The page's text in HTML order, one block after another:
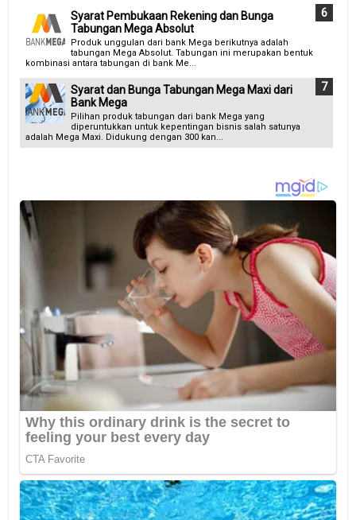
Syarat Pembukaan Rekening dan Bunga
Tabungan Mega Absolut
Produk unggulan dari bank Mega berikutnya adalah
tabungan Mega Absolut. Tabungan ini merupakan bentuk
kombinasi antara tabungan di bank Me...
Syarat dan Bunga Tabungan Mega Maxi dari
Bank Mega
Pilihan produk tabungan dari bank Mega yang
diperuntukkan untuk kepentingan bisnis salah satunya
adalah Mega Maxi. Didukung dengan 300 kan...